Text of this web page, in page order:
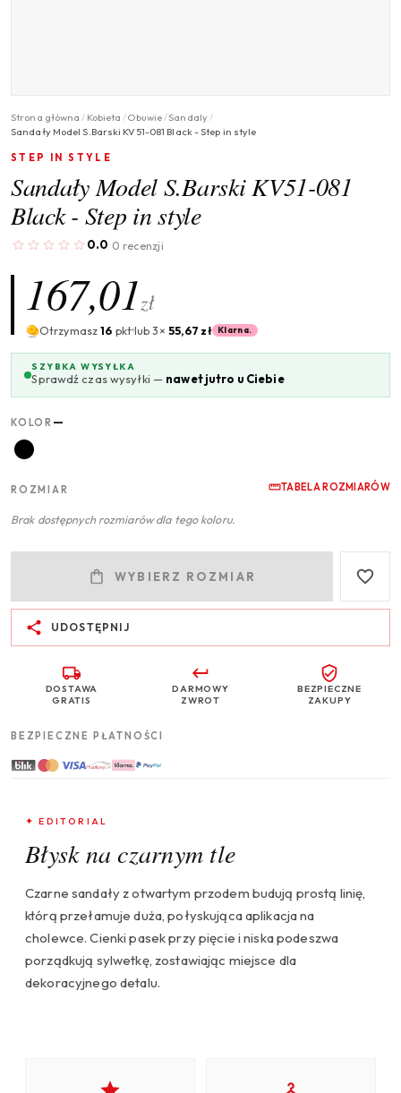
Strona główna / Kobieta /Obuwie/Sandaly/
Sandały Model S.Barski KV51-081 Black - Step in style
STEP IN STYLE
Sandały Model S.Barski KV51-081
Black - Step in style
0.0· 0 recenzji
167,01zł
Otrzymasz16 pktlub 3× 55,67 zł Klarna.
SZYBKA WYSYŁKA
Sprawdź czas wysyłki — nawet jutro u Ciebie
KOLOR —
ROZMIAR TABELA ROZMIARÓW
Brak dostępnych rozmiarów dla tego koloru.
WYBIERZ ROZMIAR
UDOSTĘPNIJ
DOSTAWA
GRATIS
DARMOWY
ZWROT
BEZPIECZNE
ZAKUPY
BEZPIECZNE PŁATNOŚCI
✦ EDITORIAL
Błysk na czarnym tle
Czarne sandały z otwartym przodem budują prostą linię,
którą przełamuje duża, połyskująca aplikacja na
cholewce. Cienki pasek przy pięcie i niska podeszwa
porządkują sylwetkę, zostawiając miejsce dla
dekoracyjnego detalu.